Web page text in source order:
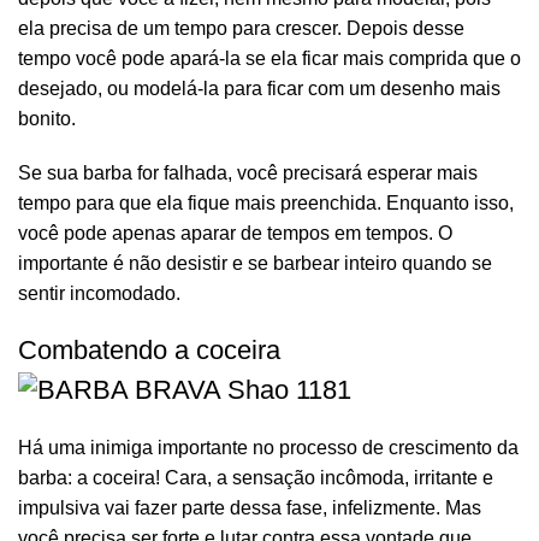
ela precisa de um tempo para crescer. Depois desse
tempo você pode apará-la se ela ficar mais comprida que o
desejado, ou modelá-la para ficar com um desenho mais
bonito.
Se sua barba for falhada, você precisará esperar mais
tempo para que ela fique mais preenchida. Enquanto isso,
você pode apenas aparar de tempos em tempos. O
importante é não desistir e se barbear inteiro quando se
sentir incomodado.
Combatendo a coceira
Há uma inimiga importante no processo de crescimento da
barba: a coceira! Cara, a sensação incômoda, irritante e
impulsiva vai fazer parte dessa fase, infelizmente. Mas